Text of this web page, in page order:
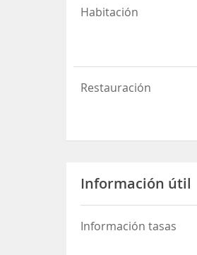
Habitación
Restauración
Información útil
Información tasas